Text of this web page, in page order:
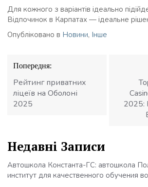
Для кожного з варіантів ідеально
Відпочинок в Карпатах — ідеальне
Опубліковано в Новини, Інше
Навігація
записів
Попередня:
Рейтинг приватних
ліцеїв на Оболоні
2025
2025:
Недавні Записи
Автошкола Константа-ГС: автошкола
институт для качественного обучения